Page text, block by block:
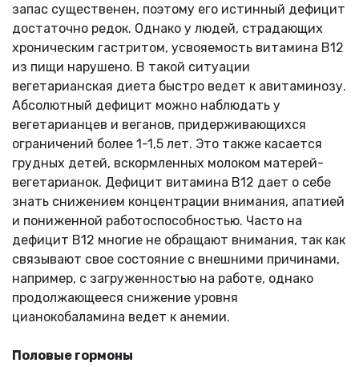
запас существенен, поэтому его истинный дефицит
достаточно редок. Однако у людей, страдающих
хроническим гастритом, усвояемость витамина В12
из пищи нарушено. В такой ситуации
вегетарианская диета быстро ведет к авитаминозу.
Абсолютный дефицит можно наблюдать у
вегетарианцев и веганов, придерживающихся
ограничений более 1-1,5 лет. Это также касается
грудных детей, вскормленных молоком матерей-
вегетарианок. Дефицит витамина В12 дает о себе
знать снижением концентрации внимания, апатией
и пониженной работоспособностью. Часто на
дефицит В12 многие не обращают внимания, так как
связывают свое состояние с внешними причинами,
например, с загруженностью на работе, однако
продолжающееся снижение уровня
цианокобаламина ведет к анемии.
Половые гормоны